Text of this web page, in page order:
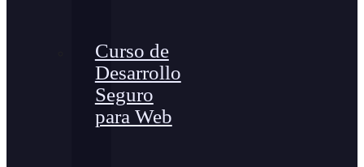
Curso de
Desarrollo
Seguro
para Web